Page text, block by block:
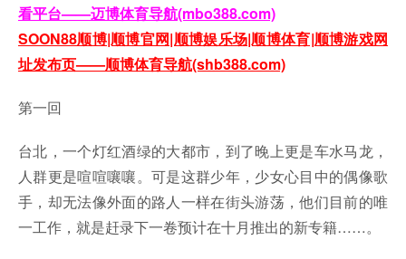
看平台——迈博体育导航(mbo388.com)
SOON88顺博|顺博官网|顺博娱乐场|顺博体育|顺博游戏网
址发布页——顺博体育导航(shb388.com)
第一回
台北，一个灯红酒绿的大都市，到了晚上更是车水马龙，
人群更是喧喧嚷嚷。可是这群少年，少女心目中的偶像歌
手，却无法像外面的路人一样在街头游荡，他们目前的唯
一工作，就是赶录下一卷预计在十月推出的新专籍……。